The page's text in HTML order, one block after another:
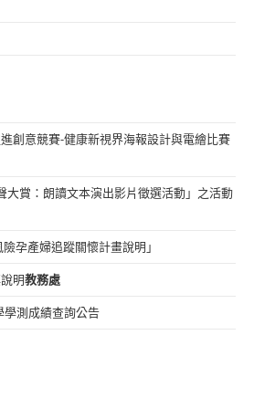
創意競賽-健康新視界海報設計與電繪比賽
大賞：朗讀文本演出影片徵選活動」之活動
孕產婦追蹤關懷計畫說明」
明教務處
學測成績查詢公告